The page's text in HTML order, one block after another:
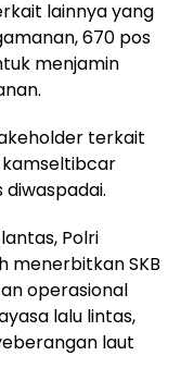
lainnya yang
670 pos
menjamin
terkait
Polri
SKB
operasional
lalu lintas,
laut